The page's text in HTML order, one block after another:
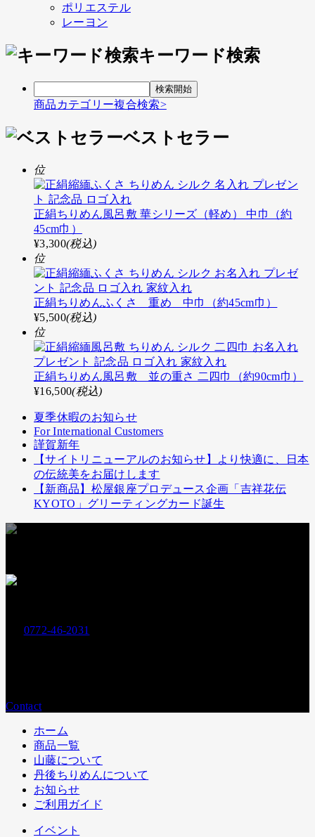
ポリエステル
レーヨン
キーワード検索
商品カテゴリー複合検索>
ベストセラー
位
正絹ちりめん風呂敷 華シリーズ（軽め） 中巾（約
45cm巾）
¥3,300(税込)
位
正絹ちりめんふくさ 重め 中巾（約45cm巾）
¥5,500(税込)
位
正絹ちりめん風呂敷 並の重さ 二四巾（約90cm巾）
¥16,500(税込)
夏季休暇のお知らせ
For International Customers
謹賀新年
【サイトリニューアルのお知らせ】より快適に、日本
の伝統美をお届けします
【新商品】松屋銀座プロデュース企画「吉祥花伝
KYOTO」グリーティングカード誕生
0772-46-2031
Contact
ホーム
商品一覧
山藤について
丹後ちりめんについて
お知らせ
ご利用ガイド
イベント